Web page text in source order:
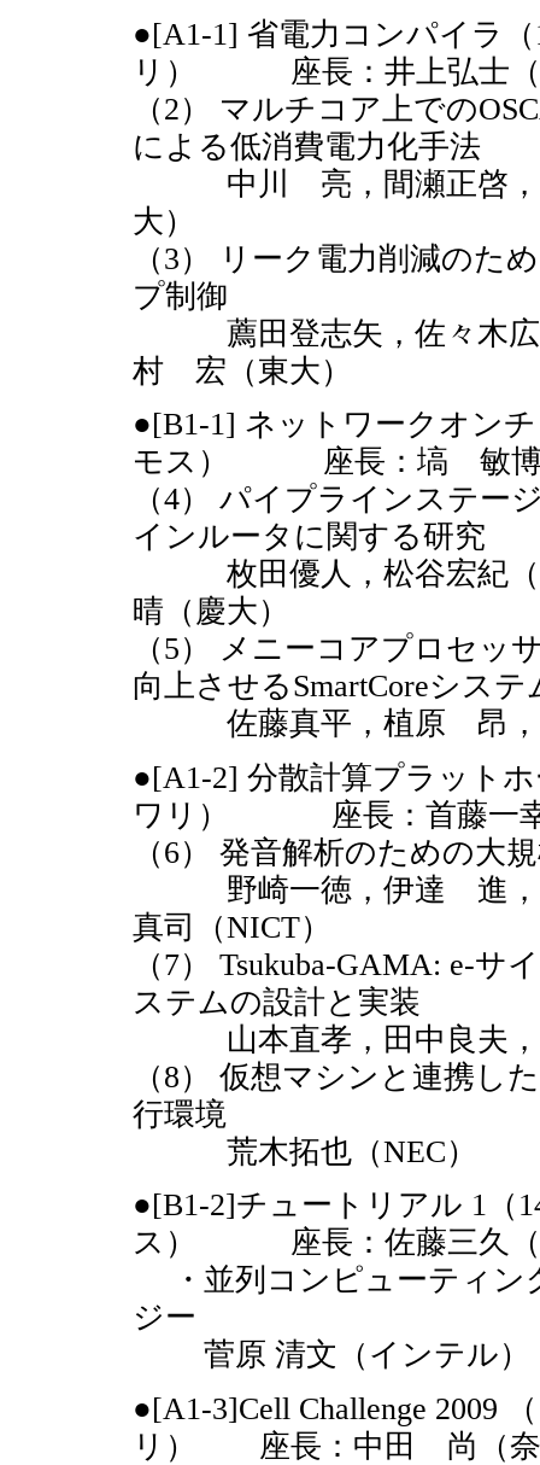
●[A1-1] 省電力コンパイラ
リ） 座長：井上弘士（
（2） マルチコア上での
による低消費電力化手法
中川 亮，間瀬正啓，白
大）
（3） リーク電力削減のた
プ制御
薦田登志矢，佐々木広
村 宏（東大）
●[B1-1] ネットワークオン
モス） 座長：塙 敏博
（4） パイプラインステー
インルータに関する研究
枚田優人，松谷宏紀（
晴（慶大）
（5） メニーコアプロセッ
向上させるSmartCoreシステ
佐藤真平，植原 昂，
●[A1-2] 分散計算プラット
ワリ） 座長：首藤一幸
（6） 発音解析のための大
野崎一徳，伊達 進，中
真司（NICT）
（7） Tsukuba-GAMA: e-
ステムの設計と実装
山本直孝，田中良夫，
（8） 仮想マシンと連携し
行環境
荒木拓也（NEC）
●[B1-2]チュートリアル 1（
ス） 座長：佐藤三久（
・並列コンピューティン
ジー
菅原 清文（インテル）
●[A1-3]Cell Challenge 2009
リ） 座長：中田 尚（奈